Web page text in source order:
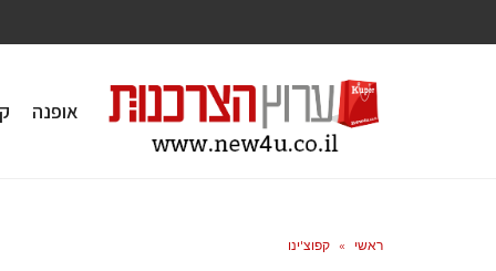
אופנה
ראשי » קפוצ'ינו